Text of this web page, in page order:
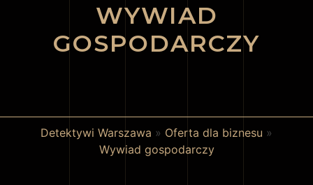
WYWIAD
GOSPODARCZY
Detektywi Warszawa » Oferta dla biznesu »
Wywiad gospodarczy